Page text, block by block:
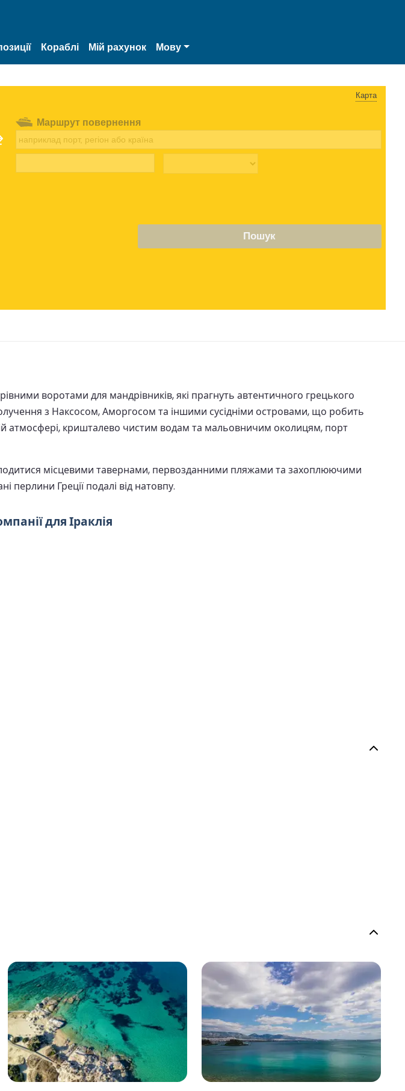
Кораблі Мій рахунок Мову
Карта
Маршрут повернення
Пошук
воротами для мандрівників, які прагнуть автентичного грецького
з Наксосом, Аморгосом та іншими сусідніми островами, що робить
атмосфері, кришталево чистим водам та мальовничим околицям, порт
місцевими тавернами, первозданними пляжами та захоплюючими
перлини Греції подалі від натовпу.
для Іраклія